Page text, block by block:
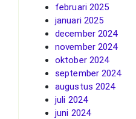
februari 2025
januari 2025
december 2024
november 2024
oktober 2024
september 2024
augustus 2024
juli 2024
juni 2024